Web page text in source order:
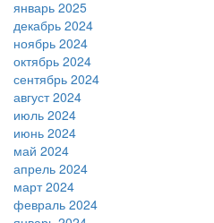
январь 2025
декабрь 2024
ноябрь 2024
октябрь 2024
сентябрь 2024
август 2024
июль 2024
июнь 2024
май 2024
апрель 2024
март 2024
февраль 2024